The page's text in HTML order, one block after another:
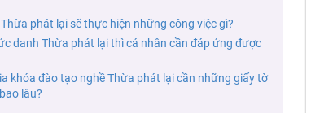
phát lại sẽ thực hiện những công việc gì?
danh Thừa phát lại thì cá nhân cần đáp ứng được
khóa đào tạo nghề Thừa phát lại cần những giấy tờ
lâu?